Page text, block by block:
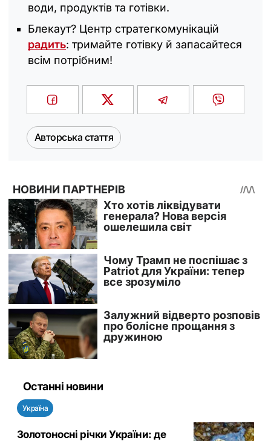
води, продуктів та готівки.
Блекаут? Центр стратегкомунікацій
радить: тримайте готівку й запасайтеся
всім потрібним!
Авторська стаття
Останні новини
Україна
Золотоносні річки України: де